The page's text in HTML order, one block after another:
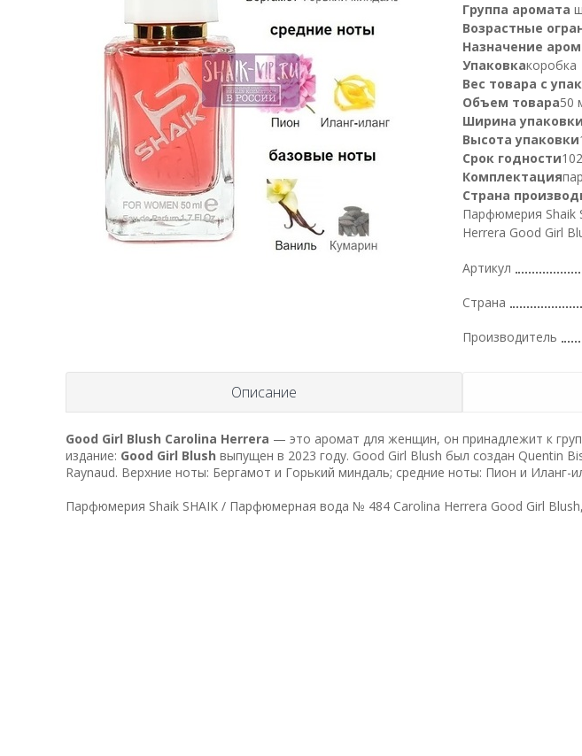
Группа аромата
Возрастные
Назначение
Упаковкакоробка
Вес товара с
Объем товара50
Ширина упаковки
Высота упаковки
Срок годности
Комплектация
Страна
Парфюмерия Shaik
Herrera Good Girl
Артикул
Страна
Производитель
Описание
Good Girl Blush Carolina Herrera — это аромат для женщин, он принадлежит к
издание: Good Girl Blush выпущен в 2023 году. Good Girl Blush был создан Quentin
Raynaud. Верхние ноты: Бергамот и Горький миндаль; средние ноты: Пион и Иланг-
Парфюмерия Shaik SHAIK / Парфюмерная вода № 484 Carolina Herrera Good Girl